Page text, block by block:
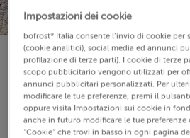
Strumenti:padella, forno
Difficoltà:
Impostazioni dei cookie
bofrost* Italia consente l’invio di cookie per
(cookie analitici), social media ed annunci
profilazione di terze parti). I cookie di terze
scopo pubblicitario vengono utilizzati per
annunci pubblicitari personalizzati. Per
modificare le tue preferenze, premi il pulsante
oppure visita Impostazioni sui cookie in
anche in futuro modificare le tue preferenze
“Cookie” che trovi in basso in ogni pagina